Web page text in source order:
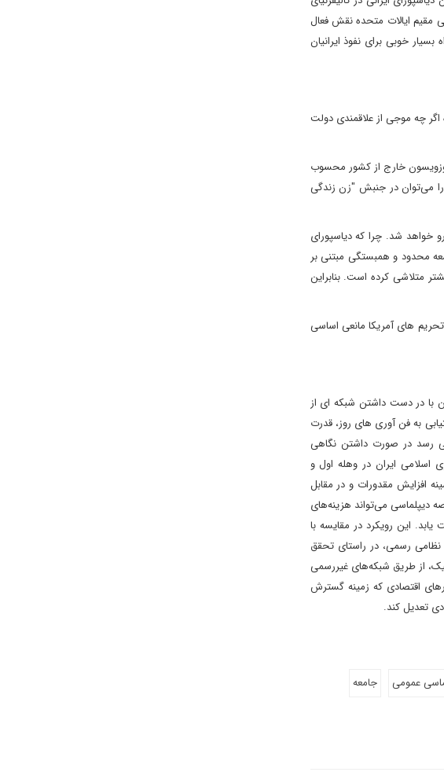
مقیم ایالات متحده نقش فعال
خوبی برای نفوذ ایرانیان
چه موجی از علاقمندی دولت
خارج از کشور محسوب
می‌توان در جنبش "زن زندگی
خواهد شد. چرا که دیاسپورای
محدود و همبستگی مبتنی بر
متلاشی کرده است. بنابراین
های آمریکا مانعی اساسی
با در دست داشتن شبکه ای از
به فن آوری های روز، قدرت
می رسد در صورت داشتن نگاهی
ایران در وهله اول و
افزایش مقدورات و در مقابل
دیپلماسی می‌تواند هزینه‌های
این رویکرد در مقایسه با
نظامی رسمی، در راستای تحقق
از طریق شبکه‌های غیررسمی
اقتصادی که زمینه گسترش
تعدیل کند.
عمومی
جامعه